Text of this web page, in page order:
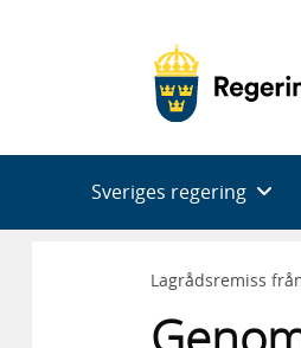
Sveriges regering
Lagrådsremiss